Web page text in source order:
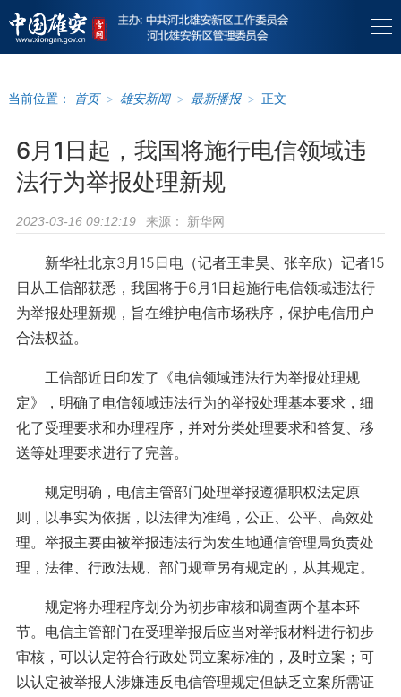
当前位置： 首页 > 雄安新闻 > 最新播报 > 正文
6月1日起，我国将施行电信领域违
法行为举报处理新规
2023-03-16 09:12:19 来源： 新华网
新华社北京3月15日电（记者王聿昊、张辛欣）记者15
日从工信部获悉，我国将于6月1日起施行电信领域违法行
为举报处理新规，旨在维护电信市场秩序，保护电信用户
合法权益。
工信部近日印发了《电信领域违法行为举报处理规
定》，明确了电信领域违法行为的举报处理基本要求，细
化了受理要求和办理程序，并对分类处理要求和答复、移
送等处理要求进行了完善。
规定明确，电信主管部门处理举报遵循职权法定原
则，以事实为依据，以法律为准绳，公正、公平、高效处
理。举报主要由被举报违法行为发生地通信管理局负责处
理，法律、行政法规、部门规章另有规定的，从其规定。
规定将办理程序划分为初步审核和调查两个基本环
节。电信主管部门在受理举报后应当对举报材料进行初步
审核，可以认定符合行政处罚立案标准的，及时立案；可
以认定被举报人涉嫌违反电信管理规定但缺乏立案所需证